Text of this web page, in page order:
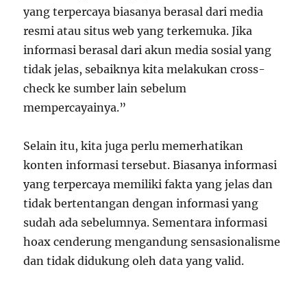
yang terpercaya biasanya berasal dari media
resmi atau situs web yang terkemuka. Jika
informasi berasal dari akun media sosial yang
tidak jelas, sebaiknya kita melakukan cross-
check ke sumber lain sebelum
mempercayainya.”
Selain itu, kita juga perlu memerhatikan
konten informasi tersebut. Biasanya informasi
yang terpercaya memiliki fakta yang jelas dan
tidak bertentangan dengan informasi yang
sudah ada sebelumnya. Sementara informasi
hoax cenderung mengandung sensasionalisme
dan tidak didukung oleh data yang valid.